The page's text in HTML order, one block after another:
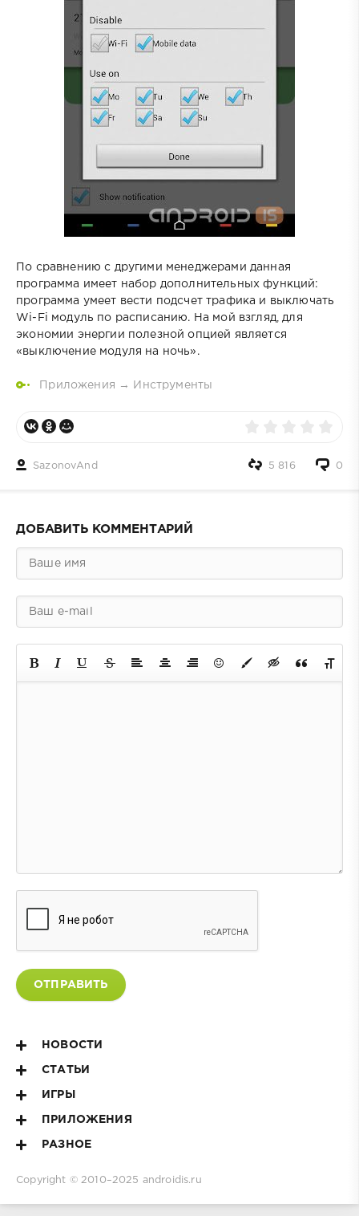
По сравнению с другими менеджерами данная
программа имеет набор дополнительных функций:
программа умеет вести подсчет трафика и выключать
Wi-Fi модуль по расписанию. На мой взгляд, для
экономии энергии полезной опцией является
«выключение модуля на ночь».
Приложения → Инструменты
SazonovAnd 0
5 816
ДОБАВИТЬ КОММЕНТАРИЙ
ОТПРАВИТЬ
НОВОСТИ
СТАТЬИ
ИГРЫ
ПРИЛОЖЕНИЯ
РАЗНОЕ
Copyright © 2010–2025 androidis.ru